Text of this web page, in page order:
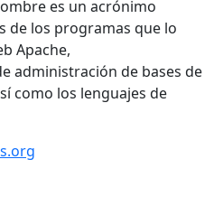
es un acrónimo
de los programas que lo
Apache,
administración de bases de
como los lenguajes de